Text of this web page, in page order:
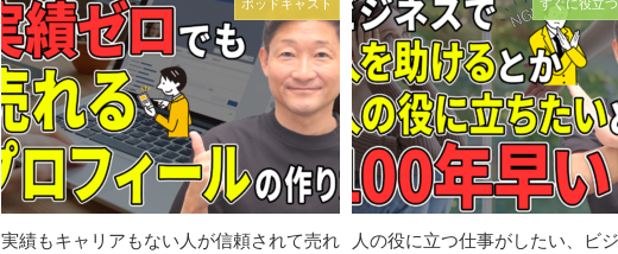
ポッドキャスト
実績もキャリアもない人が信頼されて売れ
すぐに役立
人の役に立つ仕事がしたい、ビ